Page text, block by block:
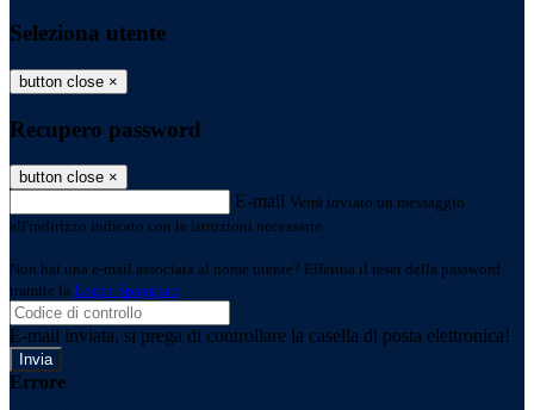
Seleziona utente
button close ×
Recupero password
button close ×
E-mail Verrà inviato un messaggio
all'indirizzo indicato con le istruzioni necessarie.
Non hai una e-mail associata al nome utente? Effettua il reset della password
tramite la Login Spaggiari
E-mail inviata, si prega di controllare la casella di posta elettronica!
Errore